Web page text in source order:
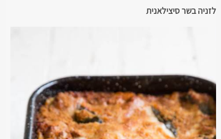
לזניה בשר סיצילאנית